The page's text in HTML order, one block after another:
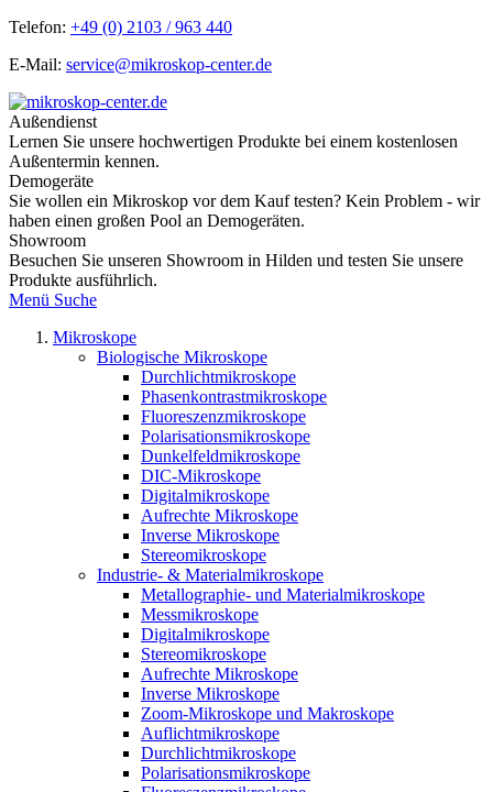
Telefon: +49 (0) 2103 / 963 440
E-Mail: service@mikroskop-center.de
Außendienst
Lernen Sie unsere hochwertigen Produkte bei einem kostenlosen
Außentermin kennen.
Demogeräte
Sie wollen ein Mikroskop vor dem Kauf testen? Kein Problem - wir
haben einen großen Pool an Demogeräten.
Showroom
Besuchen Sie unseren Showroom in Hilden und testen Sie unsere
Produkte ausführlich.
Menü Suche
Mikroskope
Biologische Mikroskope
Durchlichtmikroskope
Phasenkontrastmikroskope
Fluoreszenzmikroskope
Polarisationsmikroskope
Dunkelfeldmikroskope
DIC-Mikroskope
Digitalmikroskope
Aufrechte Mikroskope
Inverse Mikroskope
Stereomikroskope
Industrie- & Materialmikroskope
Metallographie- und Materialmikroskope
Messmikroskope
Digitalmikroskope
Stereomikroskope
Aufrechte Mikroskope
Inverse Mikroskope
Zoom-Mikroskope und Makroskope
Auflichtmikroskope
Durchlichtmikroskope
Polarisationsmikroskope